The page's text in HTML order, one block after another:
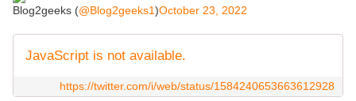
Blog2geeks (@Blog2geeks1)October 23, 2022
JavaScript is not available.
https://twitter.com/i/web/status/1584240653663612928